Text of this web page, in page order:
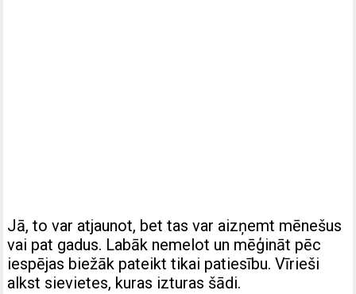
Jā, to var atjaunot, bet tas var aizņemt mēnešus
vai pat gadus. Labāk nemelot un mēģināt pēc
iespējas biežāk pateikt tikai patiesību. Vīrieši
alkst sievietes, kuras izturas šādi.